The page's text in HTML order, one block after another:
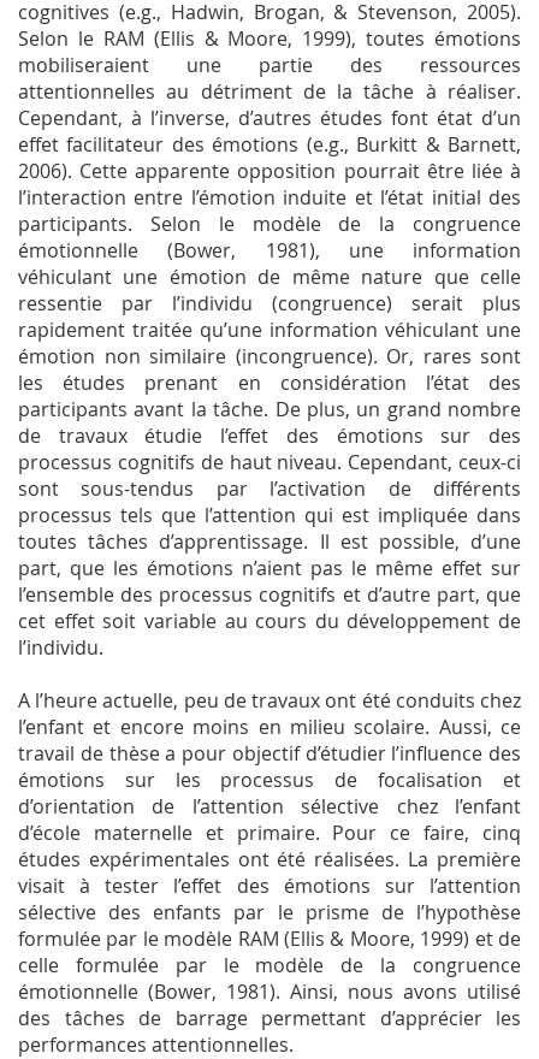
cognitives (e.g., Hadwin, Brogan, & Stevenson, 2005).
Selon le RAM (Ellis & Moore, 1999), toutes émotions
mobiliseraient une partie des ressources
attentionnelles au détriment de la tâche à réaliser.
Cependant, à l’inverse, d’autres études font état d’un
effet facilitateur des émotions (e.g., Burkitt & Barnett,
2006). Cette apparente opposition pourrait être liée à
l’interaction entre l’émotion induite et l’état initial des
participants. Selon le modèle de la congruence
émotionnelle (Bower, 1981), une information
véhiculant une émotion de même nature que celle
ressentie par l’individu (congruence) serait plus
rapidement traitée qu’une information véhiculant une
émotion non similaire (incongruence). Or, rares sont
les études prenant en considération l’état des
participants avant la tâche. De plus, un grand nombre
de travaux étudie l’effet des émotions sur des
processus cognitifs de haut niveau. Cependant, ceux-ci
sont sous-tendus par l’activation de différents
processus tels que l’attention qui est impliquée dans
toutes tâches d’apprentissage. Il est possible, d’une
part, que les émotions n’aient pas le même effet sur
l’ensemble des processus cognitifs et d’autre part, que
cet effet soit variable au cours du développement de
l’individu.
A l’heure actuelle, peu de travaux ont été conduits chez
l’enfant et encore moins en milieu scolaire. Aussi, ce
travail de thèse a pour objectif d’étudier l’influence des
émotions sur les processus de focalisation et
d’orientation de l’attention sélective chez l’enfant
d’école maternelle et primaire. Pour ce faire, cinq
études expérimentales ont été réalisées. La première
visait à tester l’effet des émotions sur l’attention
sélective des enfants par le prisme de l’hypothèse
formulée par le modèle RAM (Ellis & Moore, 1999) et de
celle formulée par le modèle de la congruence
émotionnelle (Bower, 1981). Ainsi, nous avons utilisé
des tâches de barrage permettant d’apprécier les
performances attentionnelles.